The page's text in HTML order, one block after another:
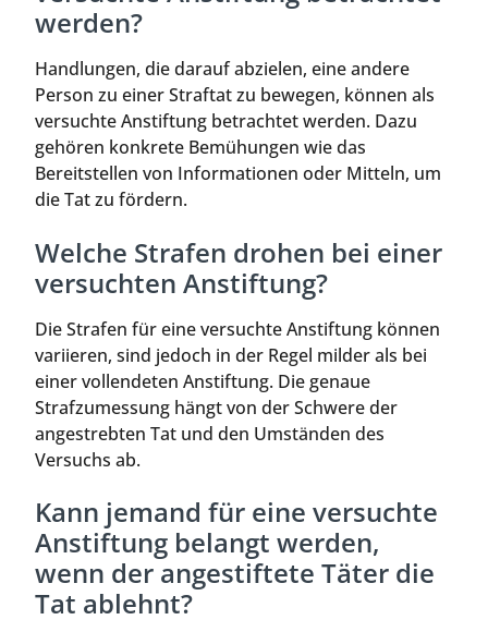
werden?
Handlungen, die darauf abzielen, eine andere
Person zu einer Straftat zu bewegen, können als
versuchte Anstiftung betrachtet werden. Dazu
gehören konkrete Bemühungen wie das
Bereitstellen von Informationen oder Mitteln, um
die Tat zu fördern.
Welche Strafen drohen bei einer
versuchten Anstiftung?
Die Strafen für eine versuchte Anstiftung können
variieren, sind jedoch in der Regel milder als bei
einer vollendeten Anstiftung. Die genaue
Strafzumessung hängt von der Schwere der
angestrebten Tat und den Umständen des
Versuchs ab.
Kann jemand für eine versuchte
Anstiftung belangt werden,
wenn der angestiftete Täter die
Tat ablehnt?